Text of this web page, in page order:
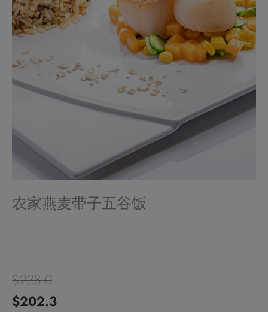
农家燕麦带子五谷饭
$238.0
原
$202.3当